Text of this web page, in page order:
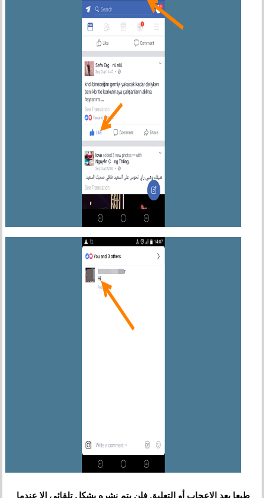
طبعا بعد الإعجاب أو التعليق فلن يتم نشره بشكل تلقائي إلا عندما